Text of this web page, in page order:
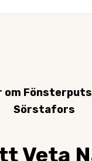
om
Sörstafors
Veta